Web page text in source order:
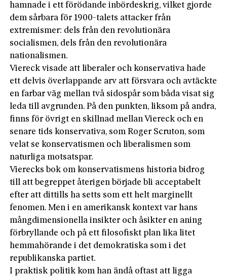
hamnade i ett förödande inbördeskrig, vilket gjorde
dem sårbara för 1900-talets attacker från
extremismer: dels från den revolutionära
socialismen, dels från den revolutionära
nationalismen.
Viereck visade att liberaler och konservativa hade
ett delvis överlappande arv att försvara och avtäckte
en farbar väg mellan två sidospår som båda visat sig
leda till avgrunden. På den punkten, liksom på andra,
finns för övrigt en skillnad mellan Viereck och en
senare tids konservativa, som Roger Scruton, som
velat se konservatismen och liberalismen som
naturliga motsatspar.
Vierecks bok om konservatismens historia bidrog
till att begreppet återigen började bli acceptabelt
efter att dittills ha setts som ett helt marginellt
fenomen. Men i en amerikansk kontext var hans
mångdimensionella insikter och åsikter en aning
förbryllande och på ett filosofiskt plan lika litet
hemmahörande i det demokratiska som i det
republikanska partiet.
I praktisk politik kom han ändå oftast att ligga